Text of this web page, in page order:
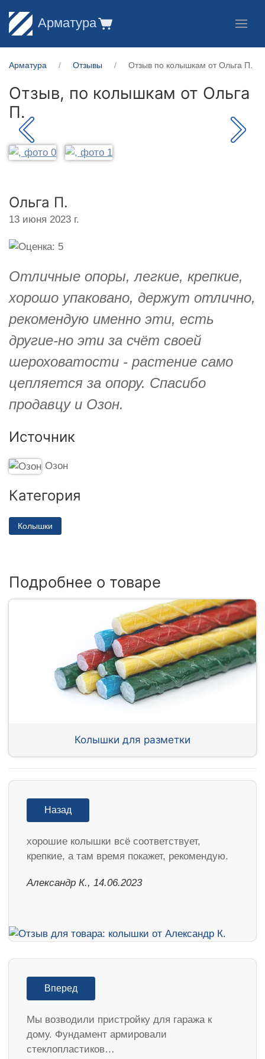
Арматура
Арматура Отзывы Отзыв по колышкам от Ольга П.
Отзыв, по колышкам от Ольга
П.
Ольга П.
13 июня 2023 г.
Отличные опоры, легкие, крепкие,
хорошо упаковано, держут отлично,
рекомендую именно эти, есть
другие-но эти за счёт своей
шероховатости - растение само
цепляется за опору. Спасибо
продавцу и Озон.
Источник
Озон
Категория
Колышки
Подробнее о товаре
Колышки для разметки
Назад
хорошие колышки всё соответствует,
крепкие, а там время покажет, рекомендую.
Александр К., 14.06.2023
Вперед
Мы возводили пристройку для гаража к
дому. Фундамент армировали
стеклопластиков…